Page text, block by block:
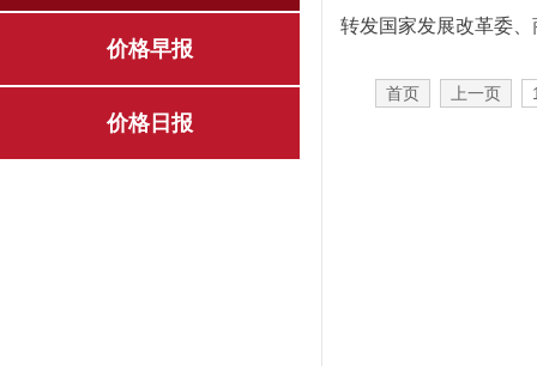
价格早报
价格日报
首页 上一页